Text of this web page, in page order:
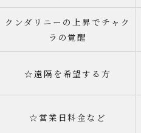
クンダリニーの上昇でチャク
ラの覚醒
☆遠隔を希望する方
☆営業日料金など